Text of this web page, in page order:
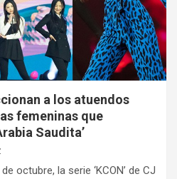
a los atuendos
femeninas que
Saudita’
octubre, la serie ‘KCON’ de CJ